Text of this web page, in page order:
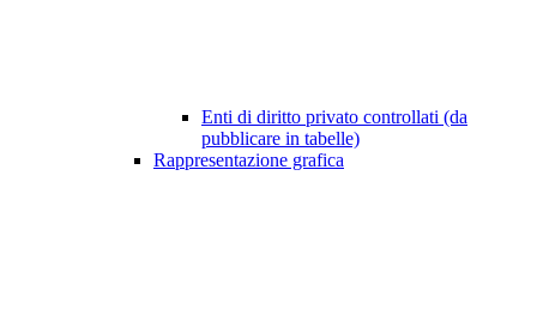
Enti di diritto privato controllati (da
pubblicare in tabelle)
Rappresentazione grafica